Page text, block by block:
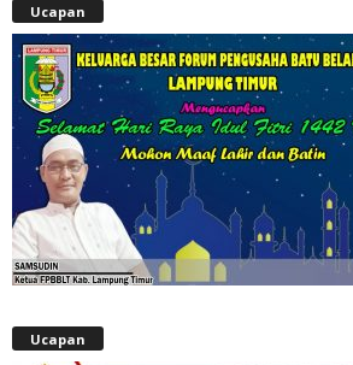
Ucapan
Ucapan